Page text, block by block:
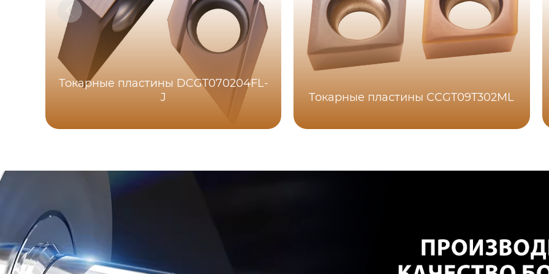
Токарные пластины DCGT070204FL-
J
Токарные пластины CCGT09T302ML